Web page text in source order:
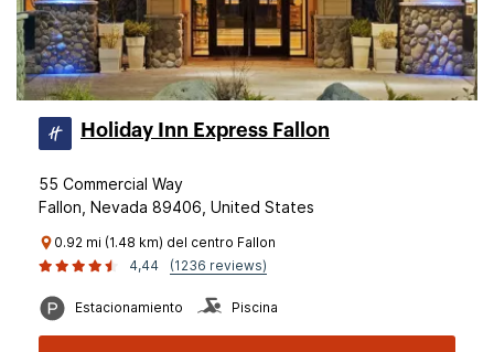
Holiday Inn Express Fallon
55 Commercial Way
Fallon, Nevada 89406, United States
0.92 mi (1.48 km) del centro Fallon
4,44
(1236 reviews)
Estacionamiento Piscina